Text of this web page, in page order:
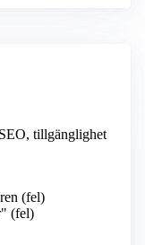
tillgänglighet
(fel)
(fel)